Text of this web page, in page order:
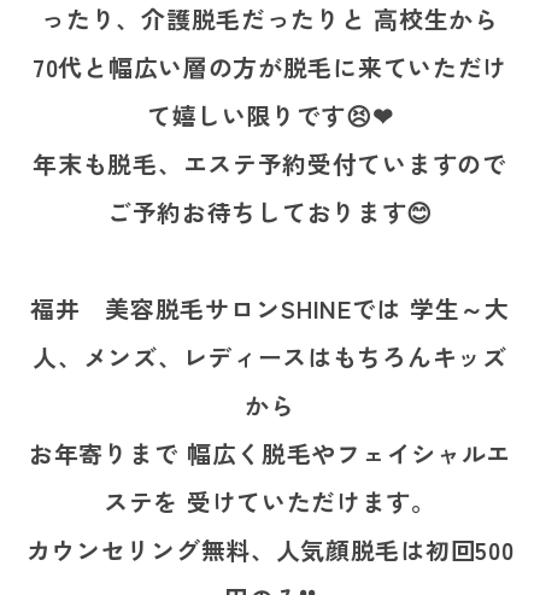
ったり、介護脱毛だったりと 高校生から
70代と幅広い層の方が脱毛に来ていただけ
て嬉しい限りです😣❤
年末も脱毛、エステ予約受付ていますので
ご予約お待ちしております😊
福井 美容脱毛サロンSHINEでは 学生～大
人、メンズ、レディースはもちろんキッズ
から
お年寄りまで 幅広く脱毛やフェイシャルエ
ステを 受けていただけます。
カウンセリング無料、人気顔脱毛は初回500